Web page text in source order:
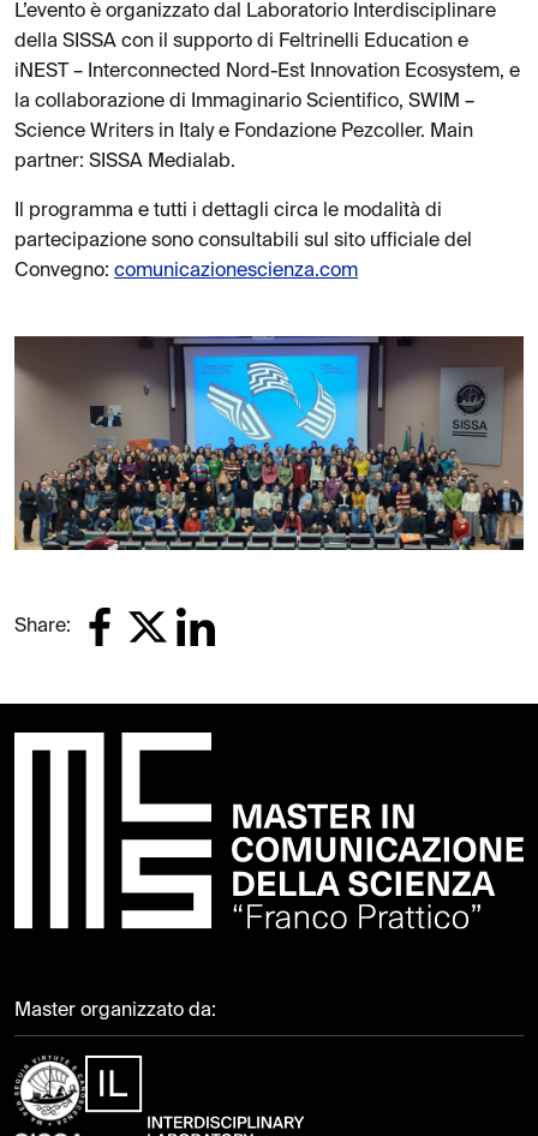
L’evento è organizzato dal Laboratorio Interdisciplinare
della SISSA con il supporto di Feltrinelli Education e
iNEST – Interconnected Nord-Est Innovation Ecosystem, e
la collaborazione di Immaginario Scientifico, SWIM –
Science Writers in Italy e Fondazione Pezcoller. Main
partner: SISSA Medialab.
Il programma e tutti i dettagli circa le modalità di
partecipazione sono consultabili sul sito ufficiale del
Convegno: comunicazionescienza.com
Share:
Master organizzato da: